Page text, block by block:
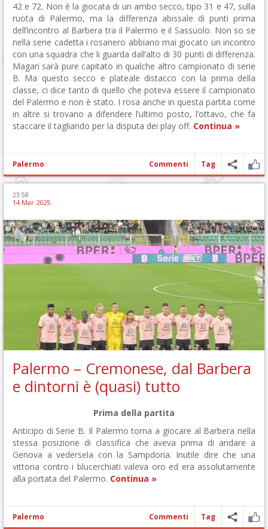
42 e 72. Non è la giocata di un ambo secco, tipo 31 e 47, sulla
ruota di Palermo, ma la differenza abissale di punti prima
dell’incontro al Barbera tra il Palermo e il Sassuolo. Non so se
nella serie cadetta i rosanero abbiano mai giocato un incontro
con una squadra che li guarda dall’alto di 30 punti di differenza.
Magari sarà pure capitato in qualche altro campionato di serie
B. Ma questo secco e plateale distacco con la prima della
classe, ci dice tanto di quello che poteva essere il campionato
del Palermo e non è stato. I rosa anche in questa partita come
in altre si trovano a difendere l’ultimo posto, l’ottavo, che fa
staccare il tagliando per la disputa dei play off. Continua »
Palermo Commenti Tag
23:58
14 Mar 2025
Palermo – Cremonese, dal Barbera
e dintorni è (quasi) tutto
Prima della partita
Anticipo di Serie B. Il Palermo torna a giocare al Barbera nella
stessa posizione di classifica che aveva prima di andare a
Genova a vedersela con la Sampdoria. Inutile dire che una
vittoria contro i blucerchiati valeva oro ed era assolutamente
alla portata del Palermo. Continua »
Palermo Commenti Tag